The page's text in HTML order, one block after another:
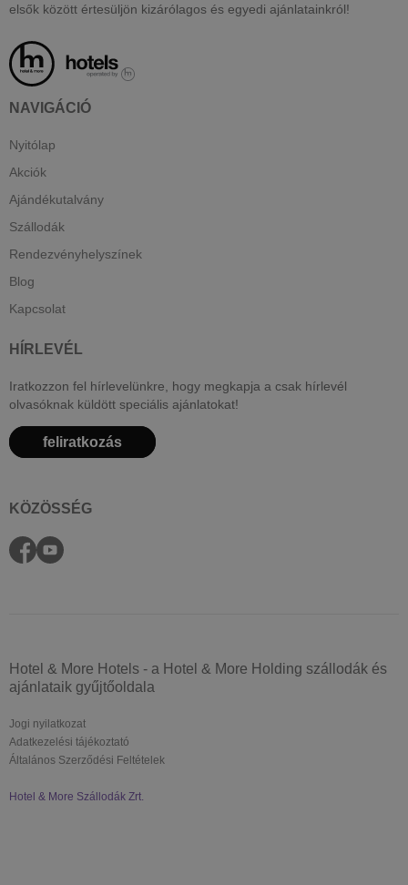
elsők között értesüljön kizárólagos és egyedi ajánlatainkról!
NAVIGÁCIÓ
Nyitólap
Akciók
Ajándékutalvány
Szállodák
Rendezvényhelyszínek
Blog
Kapcsolat
HÍRLEVÉL
Iratkozzon fel hírlevelünkre, hogy megkapja a csak hírlevél
olvasóknak küldött speciális ajánlatokat!
feliratkozás
KÖZÖSSÉG
Hotel & More Hotels - a Hotel & More Holding szállodák és
ajánlataik gyűjtőoldala
Jogi nyilatkozat
Adatkezelési tájékoztató
Általános Szerződési Feltételek
Hotel & More Szállodák Zrt.